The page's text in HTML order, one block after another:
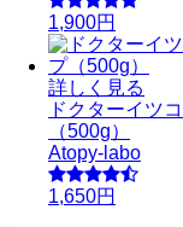
1,900円
詳しく見る
ドクターイツ
（500g）
Atopy-labo
1,650円